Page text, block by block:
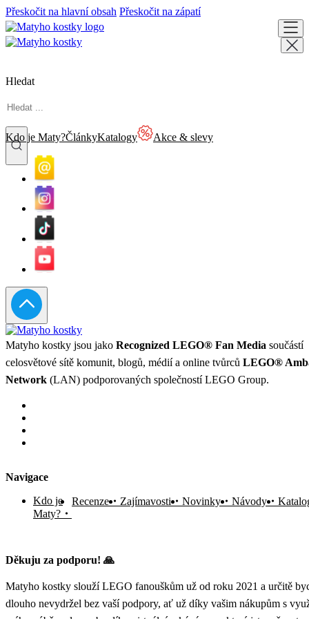
Přeskočit na hlavní obsah Přeskočit na zápatí
Hledat
Kdo je Maty?ČlánkyKatalogy Akce & slevy
Matyho kostky jsou jako Recognized LEGO® Fan Media součástí
celosvětové sítě komunit, blogů, médií a online tvůrců LEGO®
Network (LAN) podporovaných společností LEGO Group.
Navigace
Kdo je
Maty?
Recenze Zajímavosti Novinky Návody
Děkuju za podporu! 🙏
Matyho kostky slouží LEGO fanouškům už od roku 2021 a určitě
dlouho nevydržel bez vaší podpory, ať už díky vašim nákupům s